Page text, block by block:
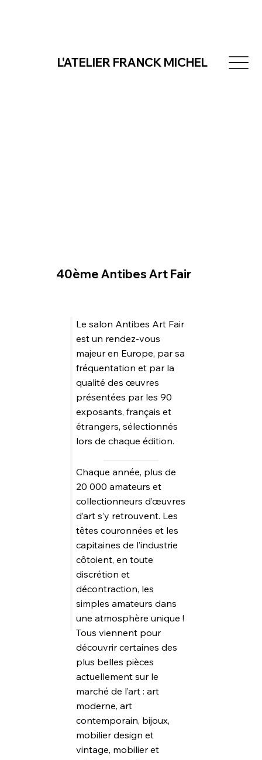
L'ATELIER FRANCK MICHEL
40ème Antibes Art Fair
Le salon Antibes Art Fair
est un rendez-vous
majeur en Europe, par sa
fréquentation et par la
qualité des œuvres
présentées par les 90
exposants, français et
étrangers, sélectionnés
lors de chaque édition.
Chaque année, plus de
20 000 amateurs et
collectionneurs d’œuvres
d’art s’y retrouvent. Les
têtes couronnées et les
capitaines de l’industrie
côtoient, en toute
discrétion et
décontraction, les
simples amateurs dans
une atmosphère unique !
Tous viennent pour
découvrir certaines des
plus belles pièces
actuellement sur le
marché de l’art : art
moderne, art
contemporain, bijoux,
mobilier design et
vintage, mobilier et